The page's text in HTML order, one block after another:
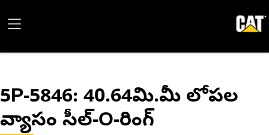
5P-5846: 40.64మి.మీ లోపల
వ్యాసం సీల్-O-రింగ్